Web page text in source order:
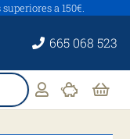
a 150€.
665 068 523